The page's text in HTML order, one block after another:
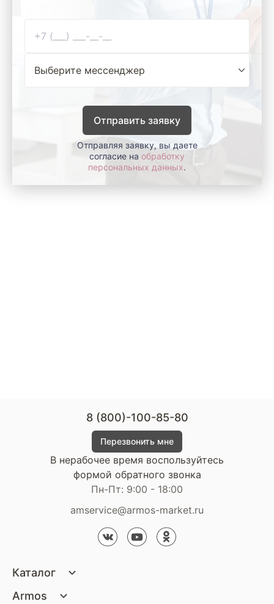
Отправить заявку
Отправляя заявку, вы даете
согласие на обработку
персональных данных.
Каталог
Armos
8 (800)-100-85-80
Перезвонить мне
В нерабочее время воспользуйтесь
формой обратного звонка
Пн-Пт: 9:00 - 18:00
amservice@armos-market.ru